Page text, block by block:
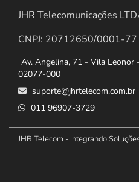
JHR Telecomunicações
CNPJ: 20712650/0001-77
Av. Angelina, 71 - Vila Leonor
02077-000
suporte@jhrtelecom.com.br
011 96907-3729
JHR Telecom - Integrando